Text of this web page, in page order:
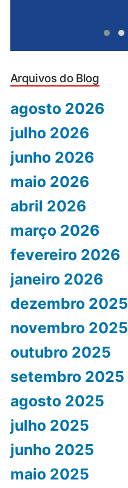
Arquivos do Blog
agosto 2026
julho 2026
junho 2026
maio 2026
abril 2026
março 2026
fevereiro 2026
janeiro 2026
dezembro 2025
novembro 2025
outubro 2025
setembro 2025
agosto 2025
julho 2025
junho 2025
maio 2025